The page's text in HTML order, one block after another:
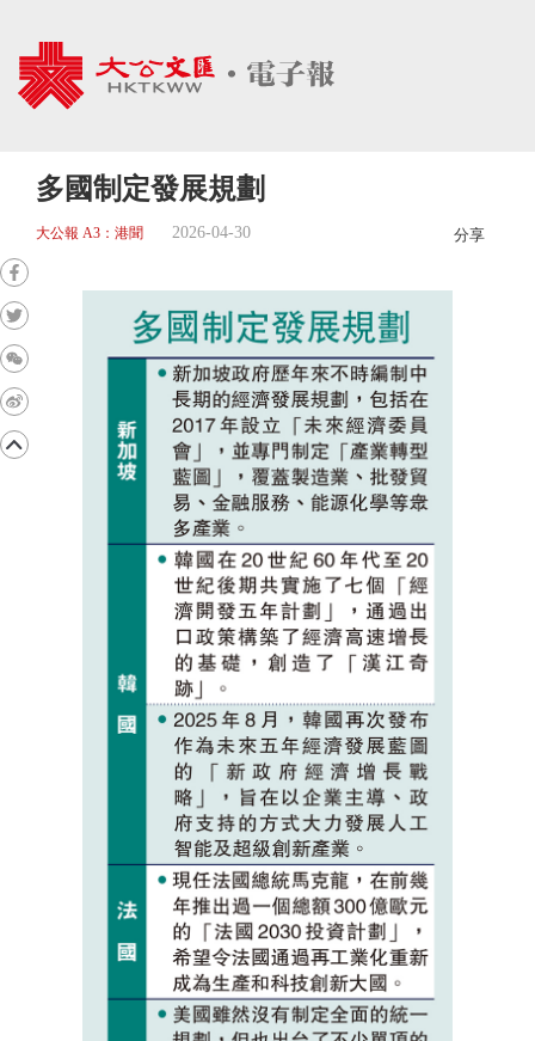
多國制定發展規劃
大公報 A3：港聞 2026-04-30 分享